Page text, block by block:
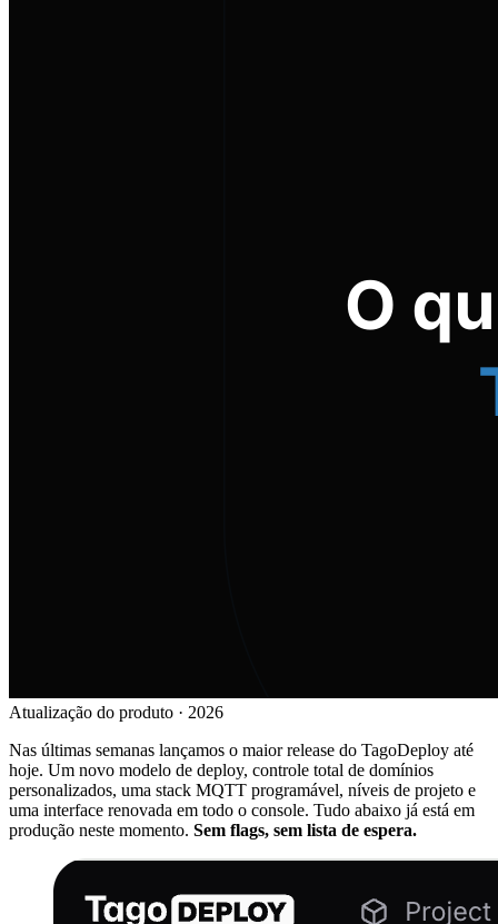
Atualização do produto · 2026
Nas últimas semanas lançamos o maior release do TagoDeploy até
hoje. Um novo modelo de deploy, controle total de domínios
personalizados, uma stack MQTT programável, níveis de projeto e
uma interface renovada em todo o console. Tudo abaixo já está em
produção neste momento. Sem flags, sem lista de espera.